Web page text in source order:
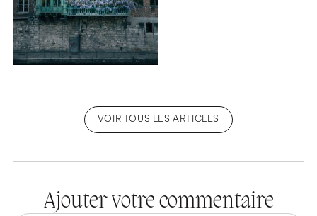
VOIR TOUS LES ARTICLES
Ajouter votre commentaire